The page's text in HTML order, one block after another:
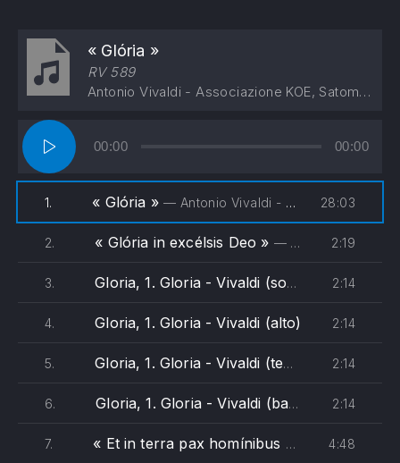
« Glória »
RV 589
Antonio Vivaldi - Associazione KOE, Satomi Hotta
Lecteur
audio
00:00 00:00
1. « Glória » — Antonio Vivaldi - Associazione KOE, Satomi Hotta 28:03
2. « Glória in excélsis Deo » — Antonio Vivaldi - The Monteverdi Choir, English Baroque Soloists, John Eliot Gardiner 2:19
3. Gloria, 1. Gloria - Vivaldi (soprano) 2:14
4. Gloria, 1. Gloria - Vivaldi (alto) 2:14
5. Gloria, 1. Gloria - Vivaldi (tenore) 2:14
6. Gloria, 1. Gloria - Vivaldi (basso) 2:14
7. « Et in terra pax homínibus » — Antonio
4:48